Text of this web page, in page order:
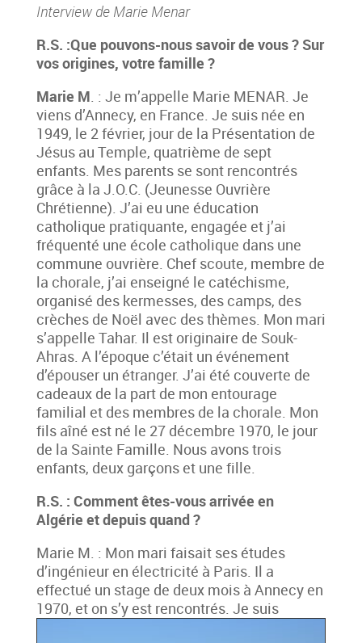
Interview de Marie Menar
R.S. :Que pouvons-nous savoir de vous ? Sur
vos origines, votre famille ?
Marie M . : Je m’appelle Marie MENAR. Je
viens d’Annecy, en France. Je suis née en
1949, le 2 février, jour de la Présentation de
Jésus au Temple, quatrième de sept
enfants. Mes parents se sont rencontrés
grâce à la J.O.C. (Jeunesse Ouvrière
Chrétienne). J’ai eu une éducation
catholique pratiquante, engagée et j’ai
fréquenté une école catholique dans une
commune ouvrière. Chef scoute, membre de
la chorale, j’ai enseigné le catéchisme,
organisé des kermesses, des camps, des
crèches de Noël avec des thèmes. Mon mari
s’appelle Tahar. Il est originaire de Souk-
Ahras. A l’époque c’était un événement
d’épouser un étranger. J’ai été couverte de
cadeaux de la part de mon entourage
familial et des membres de la chorale. Mon
fils aîné est né le 27 décembre 1970, le jour
de la Sainte Famille. Nous avons trois
enfants, deux garçons et une fille.
R.S. : Comment êtes-vous arrivée en
Algérie et depuis quand ?
Marie M. : Mon mari faisait ses études
d’ingénieur en électricité à Paris. Il a
effectué un stage de deux mois à Annecy en
1970, et on s’y est rencontrés. Je suis